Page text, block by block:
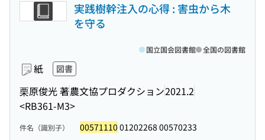
実践樹幹注入の心得 : 害虫から木
を守る
紙 図書
栗原俊光 著農文協プロダクション2021.2
<RB361-M3>
国立国会図書館 全国の図書館
件名（識別子） 00571110 01202268 00570233